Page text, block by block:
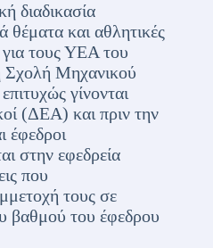
διαδικασία
θέματα και αθλητικές
για τους ΥΕΑ του
Σχολή Μηχανικού
γίνονται
(ΔΕΑ) και πριν την
έφεδροι
στην εφεδρεία
που
τους σε
βαθμού του έφεδρου